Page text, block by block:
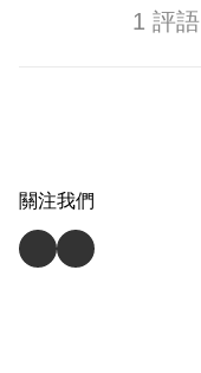
1 評語
關注我們